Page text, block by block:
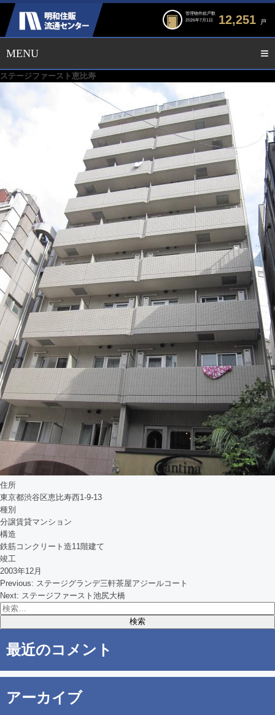
管理物件総戸数
2026年7月1日
12,251 戸
ステージファースト恵比寿
住所
東京都渋谷区恵比寿西1-9-13
種別
分譲賃貸マンション
構造
鉄筋コンクリート造11階建て
竣工
2003年12月
投
稿
ビ
ゲ
ー
Previous: ステージグランデ三軒茶屋アジールコート
Next: ステージファースト池尻大橋
検
索:
最近のコメント
アーカイブ